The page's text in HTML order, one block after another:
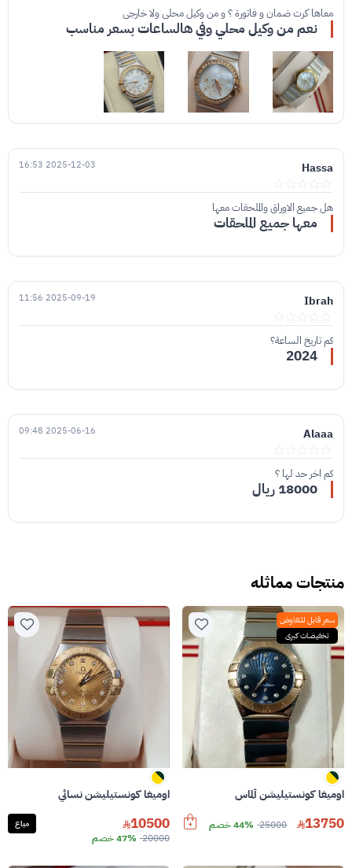
معاها كرت ضمان و فاتورة ؟ و من وكيل محلي ولا خارجي
نعم من وكيل محلي وفي هالساعات بسعر مناسب
Hassa
2025-12-03 16:53
هل جميع الاوراق والملحقات معها
معها جميع الملحقات
Ibrah
2025-09-19 11:56
كم تاريخ الساعة؟
2024
Alaaa
2025-06-16 09:48
كم اخر حد لها ؟
18000 ريال
منتجات مماثله
سعر قابل للتفاوض
تخفيضات كبرى
اوميغا كونستيليشن ألماس
13750
25000 44% خصم
اوميغا كونستيليشن نسائي
10500
20000 47% خصم
مباع